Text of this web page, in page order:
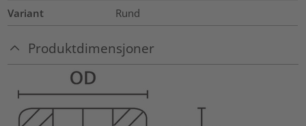
Variant
Rund
Produktdimensjoner